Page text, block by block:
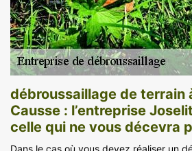
débroussaillage de terrain
Causse : l’entreprise
celle qui ne vous décevra
Dans le cas où vous devez réaliser un